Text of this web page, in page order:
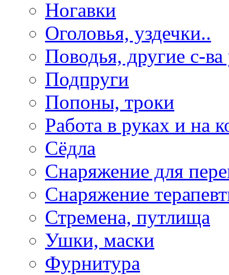
Ногавки
Оголовья, уздечки..
Поводья, другие с-
Подпруги
Попоны, троки
Работа в руках и на
Сёдла
Снаряжение для
Снаряжение
Стремена, путлища
Ушки, маски
Фурнитура